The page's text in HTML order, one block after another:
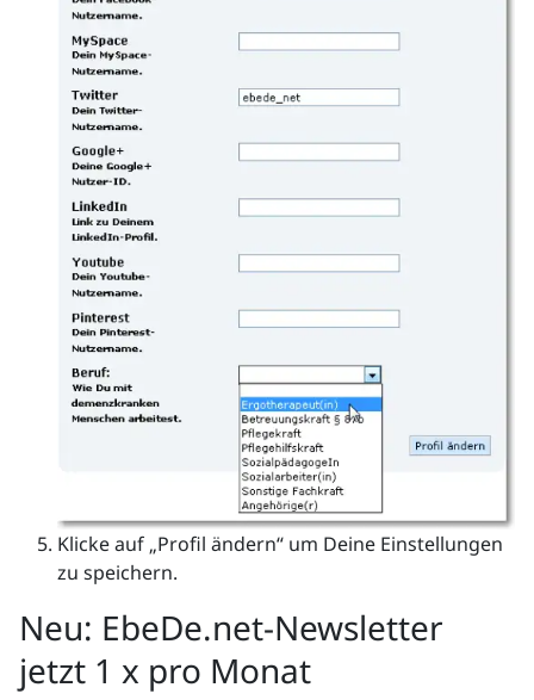
Klicke auf „Profil ändern“ um Deine Einstellungen
zu speichern.
Neu: EbeDe.net-Newsletter
jetzt 1 x pro Monat